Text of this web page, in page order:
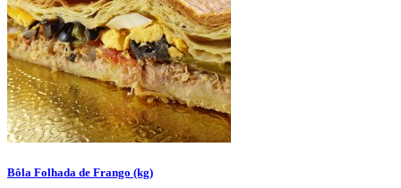
Bôla Folhada de Frango (kg)